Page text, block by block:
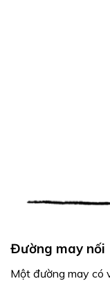
Đường may nối
Một đường may có